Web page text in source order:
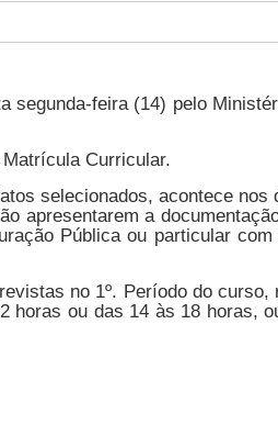
segunda-feira (14) pelo
Curricular.
selecionados, acontece nos
apresentarem a
Pública ou particular
no 1º. Período do curso,
horas ou das 14 às 18 horas,